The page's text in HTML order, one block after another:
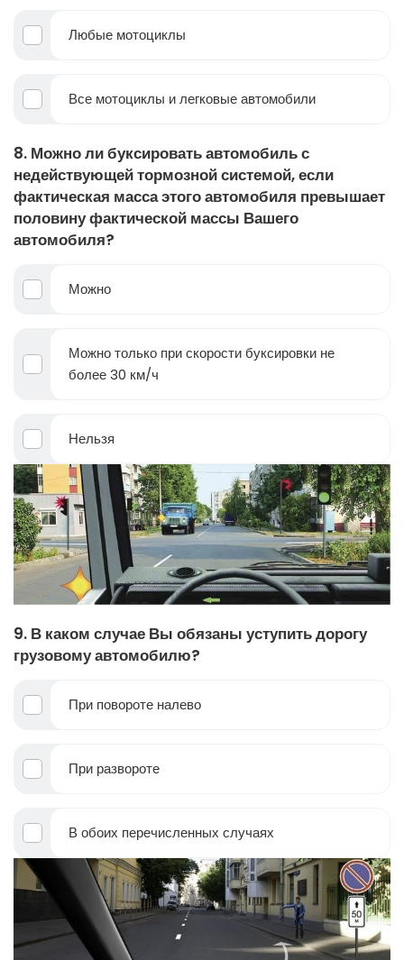
Любые мотоциклы
Все мотоциклы и легковые автомобили
8. Можно ли буксировать автомобиль с
недействующей тормозной системой, если
фактическая масса этого автомобиля превышает
половину фактической массы Вашего
автомобиля?
Можно
Можно только при скорости буксировки не
более 30 км/ч
Нельзя
9. В каком случае Вы обязаны уступить дорогу
грузовому автомобилю?
При повороте налево
При развороте
В обоих перечисленных случаях